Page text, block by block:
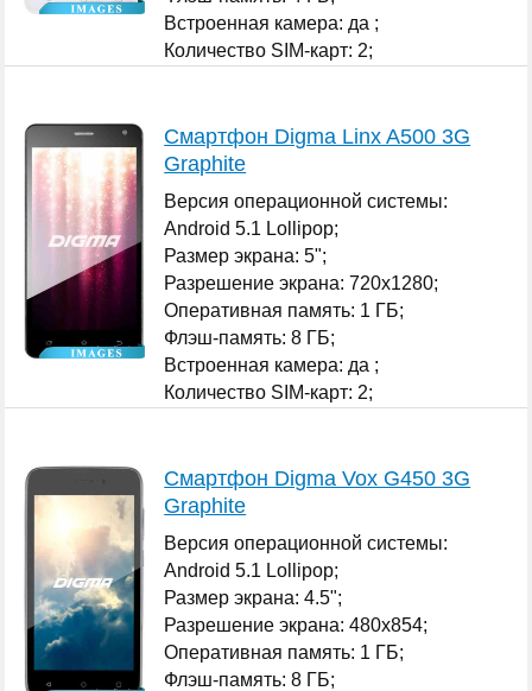
Встроенная камера: да ;
Количество SIM-карт: 2;
Смартфон Digma Linx A500 3G
Graphite
Версия операционной системы:
Android 5.1 Lollipop;
Размер экрана: 5";
Разрешение экрана: 720x1280;
Оперативная память: 1 ГБ;
Флэш-память: 8 ГБ;
Встроенная камера: да ;
Количество SIM-карт: 2;
Смартфон Digma Vox G450 3G
Graphite
Версия операционной системы:
Android 5.1 Lollipop;
Размер экрана: 4.5";
Разрешение экрана: 480x854;
Оперативная память: 1 ГБ;
Флэш-память: 8 ГБ;